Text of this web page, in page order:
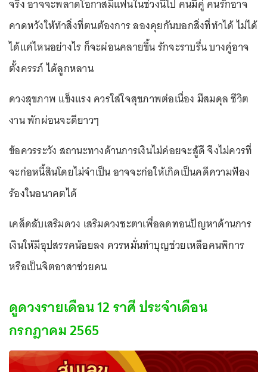
จริง อาจจะพลาดโอกาสมีแฟนในช่วงนี้ไป คนมีคู่ คนรักอาจ
คาดหวังให้ทำสิ่งที่ตนต้องการ ลองคุยกันบอกสิ่งที่ทำได้ ไม่ได้
ได้แค่ไหนอย่างไร ก็จะผ่อนคลายขึ้น รักจะราบรื่น บางคู่อาจ
ตั้งครรภ์ ได้ลูกหลาน
ดวงสุขภาพ แข็งแรง ควรใส่ใจสุขภาพต่อเนื่อง มีสมดุล ชีวิต
งาน พักผ่อนจะดียาวๆ
ข้อควรระวัง สถานะทางด้านการเงินไม่ค่อยจะสู้ดี จึงไม่ควรที่
จะก่อหนี้สินโดยไม่จำเป็น อาจจะก่อให้เกิดเป็นคดีความฟ้อง
ร้องในอนาคตได้
เคล็ดลับเสริมดวง เสริมดวงชะตาเพื่อลดทอนปัญหาด้านการ
เงินให้มีอุปสรรคน้อยลง ควรหมั่นทำบุญช่วยเหลือคนพิการ
หรือเป็นจิตอาสาช่วยคน
ดูดวงรายเดือน 12 ราศี ประจำเดือน
กรกฎาคม 2565